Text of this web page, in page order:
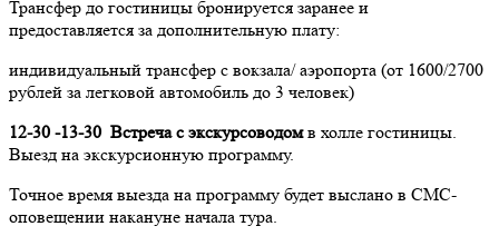
Трансфер до гостиницы бронируется заранее и
предоставляется за дополнительную плату:
индивидуальный трансфер с вокзала/ аэропорта (от 1600/2700
рублей за легковой автомобиль до 3 человек)
12-30 -13-30 Встреча с экскурсоводомв холле гостиницы.
Выезд на экскурсионную программу.
Точное время выезда на программу будет выслано в СМС-
оповещении накануне начала тура.